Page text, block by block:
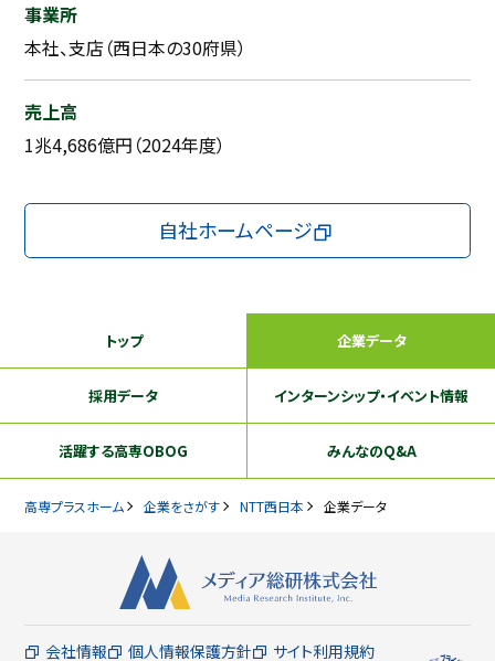
事業所
本社、支店（西日本の30府県）
売上高
1兆4,686億円（2024年度）
自社ホームページ
トップ 企業データ
採用データ インターンシップ・イベント情報
活躍する高専OBOG みんなのQ&A
高専プラスホーム 企業をさがす NTT西日本 企業データ
会社情報 個人情報保護方針 サイト利用規約